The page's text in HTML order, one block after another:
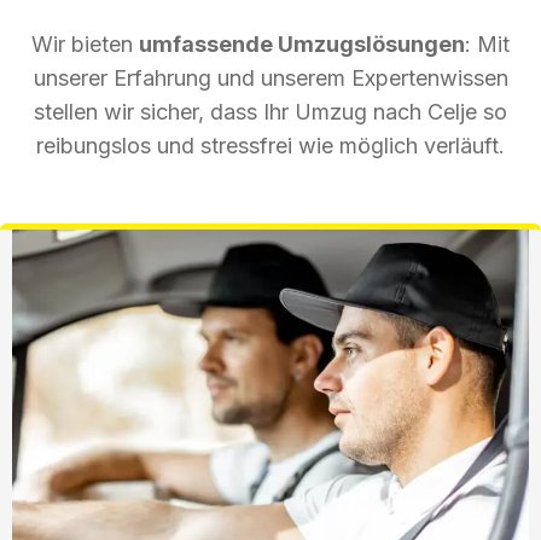
Wir bieten umfassende Umzugslösungen: Mit
unserer Erfahrung und unserem Expertenwissen
stellen wir sicher, dass Ihr Umzug nach Celje so
reibungslos und stressfrei wie möglich verläuft.